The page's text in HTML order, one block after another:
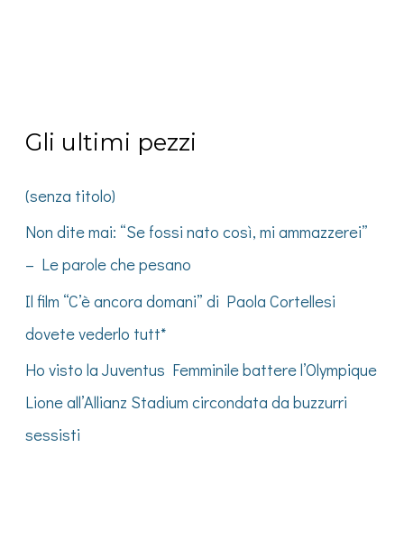
Gli ultimi pezzi
(senza titolo)
Non dite mai: “Se fossi nato così, mi ammazzerei”
– Le parole che pesano
Il film “C’è ancora domani” di Paola Cortellesi
dovete vederlo tutt*
Ho visto la Juventus Femminile battere l’Olympique
Lione all’Allianz Stadium circondata da buzzurri
sessisti